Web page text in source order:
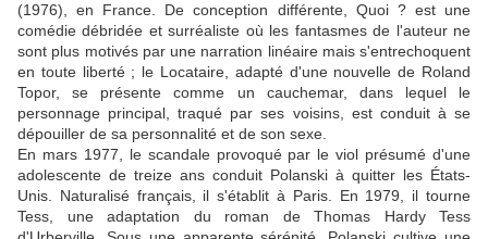
(1976), en France. De conception différente, Quoi ? est une
comédie débridée et surréaliste où les fantasmes de l'auteur ne
sont plus motivés par une narration linéaire mais s'entrechoquent
en toute liberté ; le Locataire, adapté d'une nouvelle de Roland
Topor, se présente comme un cauchemar, dans lequel le
personnage principal, traqué par ses voisins, est conduit à se
dépouiller de sa personnalité et de son sexe.
En mars 1977, le scandale provoqué par le viol présumé d'une
adolescente de treize ans conduit Polanski à quitter les États-
Unis. Naturalisé français, il s'établit à Paris. En 1979, il tourne
Tess, une adaptation du roman de Thomas Hardy Tess